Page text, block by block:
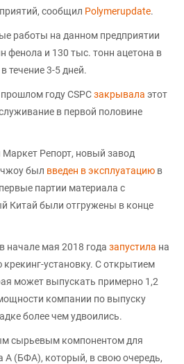
сообщил Polymerupdate.
работы на данном предприятии
фенола и 130 тыс. тонн ацетона в
течение 3-5 дней.
году CSPCзакрывала этот
в первой половине
Репорт, новый завод
был введен в эксплуатацию в
партии материала с
Китай были отгружены в конце
начале мая 2018 года запустила на
установку. С открытием
может выпускать примерно 1,2
компании по выпуску
более чем удвоились.
сырьевым компонентом для
А (БФА), который, в свою очередь,